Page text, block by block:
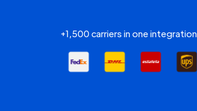
+1,500 carriers in one integration